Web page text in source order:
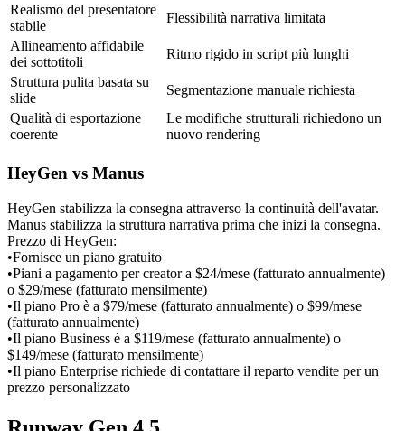
Realismo del presentatore
stabile
Flessibilità narrativa limitata
Allineamento affidabile
dei sottotitoli
Ritmo rigido in script più lunghi
Struttura pulita basata su
slide
Segmentazione manuale richiesta
Qualità di esportazione
coerente
Le modifiche strutturali richiedono un
nuovo rendering
HeyGen vs Manus
HeyGen stabilizza la consegna attraverso la continuità dell'avatar.
Manus stabilizza la struttura narrativa prima che inizi la consegna.
Prezzo di HeyGen:
•Fornisce un piano gratuito
•Piani a pagamento per creator a $24/mese (fatturato annualmente)
o $29/mese (fatturato mensilmente)
•Il piano Pro è a $79/mese (fatturato annualmente) o $99/mese
(fatturato annualmente)
•Il piano Business è a $119/mese (fatturato annualmente) o
$149/mese (fatturato mensilmente)
•Il piano Enterprise richiede di contattare il reparto vendite per un
prezzo personalizzato